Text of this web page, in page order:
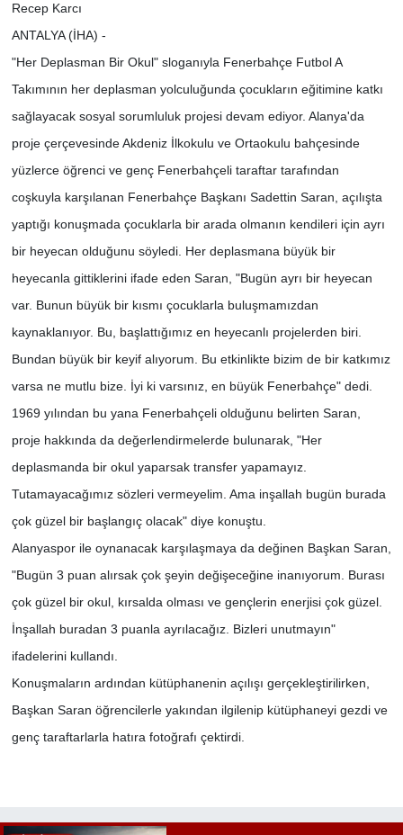
Recep Karcı
ANTALYA (İHA) -
"Her Deplasman Bir Okul" sloganıyla Fenerbahçe Futbol A
Takımının her deplasman yolculuğunda çocukların eğitimine katkı
sağlayacak sosyal sorumluluk projesi devam ediyor. Alanya'da
proje çerçevesinde Akdeniz İlkokulu ve Ortaokulu bahçesinde
yüzlerce öğrenci ve genç Fenerbahçeli taraftar tarafından
coşkuyla karşılanan Fenerbahçe Başkanı Sadettin Saran, açılışta
yaptığı konuşmada çocuklarla bir arada olmanın kendileri için ayrı
bir heyecan olduğunu söyledi. Her deplasmana büyük bir
heyecanla gittiklerini ifade eden Saran, "Bugün ayrı bir heyecan
var. Bunun büyük bir kısmı çocuklarla buluşmamızdan
kaynaklanıyor. Bu, başlattığımız en heyecanlı projelerden biri.
Bundan büyük bir keyif alıyorum. Bu etkinlikte bizim de bir katkımız
varsa ne mutlu bize. İyi ki varsınız, en büyük Fenerbahçe" dedi.
1969 yılından bu yana Fenerbahçeli olduğunu belirten Saran,
proje hakkında da değerlendirmelerde bulunarak, "Her
deplasmanda bir okul yaparsak transfer yapamayız.
Tutamayacağımız sözleri vermeyelim. Ama inşallah bugün burada
çok güzel bir başlangıç olacak" diye konuştu.
Alanyaspor ile oynanacak karşılaşmaya da değinen Başkan Saran,
"Bugün 3 puan alırsak çok şeyin değişeceğine inanıyorum. Burası
çok güzel bir okul, kırsalda olması ve gençlerin enerjisi çok güzel.
İnşallah buradan 3 puanla ayrılacağız. Bizleri unutmayın"
ifadelerini kullandı.
Konuşmaların ardından kütüphanenin açılışı gerçekleştirilirken,
Başkan Saran öğrencilerle yakından ilgilenip kütüphaneyi gezdi ve
genç taraftarlarla hatıra fotoğrafı çektirdi.